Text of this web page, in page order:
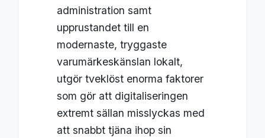
administration samt
upprustandet till en
modernaste, tryggaste
varumärkeskänslan lokalt,
utgör tveklöst enorma faktorer
som gör att digitaliseringen
extremt sällan misslyckas med
att snabbt tjäna ihop sin